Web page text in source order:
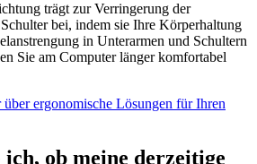
trägt zur Verringerung der
bei, indem sie Ihre Körperhaltung
in Unterarmen und Schultern
Sie am Computer länger komfortabel
über ergonomische Lösungen für Ihren
ob meine derzeitige